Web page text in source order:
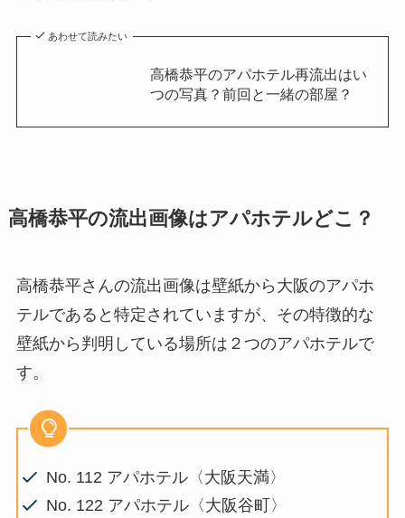
あわせて読みたい
高橋恭平のアパホテル再流出はい
つの写真？前回と一緒の部屋？
高橋恭平の流出画像はアパホテルどこ？
高橋恭平さんの流出画像は壁紙から大阪のアパホ
テルであると特定されていますが、その特徴的な
壁紙から判明している場所は２つのアパホテルで
す。
No. 112 アパホテル〈大阪天満〉
No. 122 アパホテル〈大阪谷町〉